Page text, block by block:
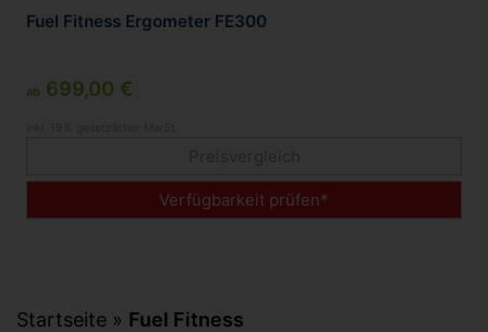
Fuel Fitness Ergometer FE300
ab 699,00 €
Verfügbarkeit prüfen*
Startseite » Fuel Fitness